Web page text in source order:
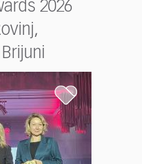
2026